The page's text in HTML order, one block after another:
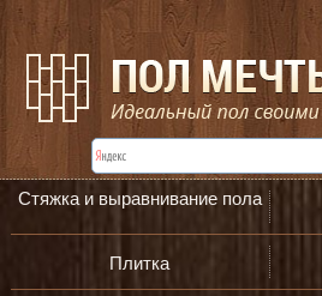
Стяжка и выравнивание пола
Плитка